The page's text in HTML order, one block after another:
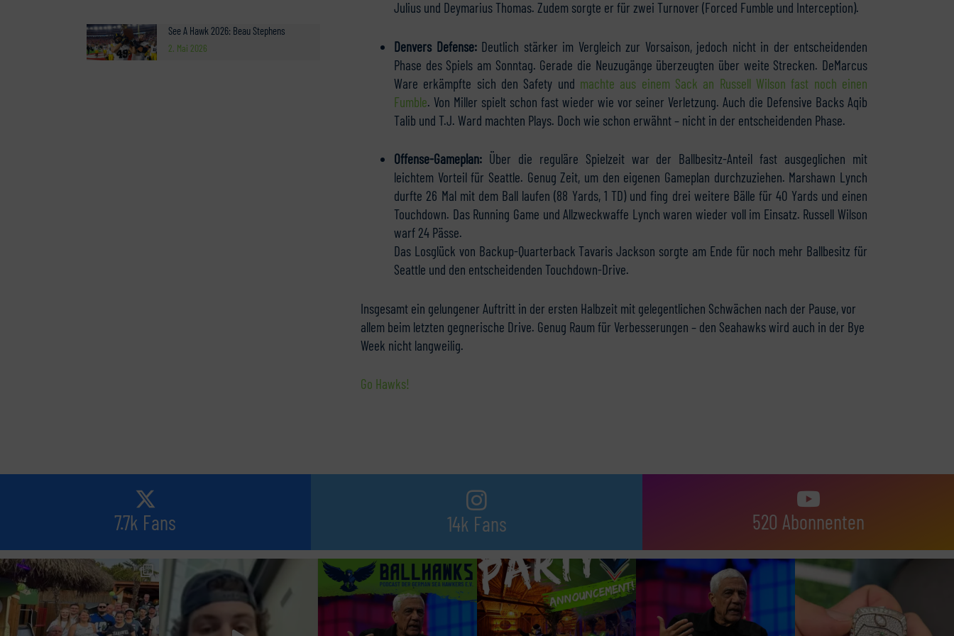
See A Hawk 2026: Beau Stephens
2. Mai 2026
Julius und Deymarius Thomas. Zudem sorgte er für zwei Turnover (Forced Fumble und Interception).
Denvers Defense:Deutlich stärker im Vergleich zur Vorsaison, jedoch nicht in der entscheidenden
Phase des Spiels am Sonntag. Gerade die Neuzugänge überzeugten über weite Strecken. DeMarcus
Ware erkämpfte sich den Safety und machte aus einem Sack an Russell Wilson fast noch einen
Fumble. Von Miller spielt schon fast wieder wie vor seiner Verletzung. Auch die Defensive Backs Aqib
Talib und T.J. Ward machten Plays. Doch wie schon erwähnt – nicht in der entscheidenden Phase.
Offense-Gameplan: Über die reguläre Spielzeit war der Ballbesitz-Anteil fast ausgeglichen mit
leichtem Vorteil für Seattle. Genug Zeit, um den eigenen Gameplan durchzuziehen. Marshawn Lynch
durfte 26 Mal mit dem Ball laufen (88 Yards, 1 TD) und fing drei weitere Bälle für 40 Yards und einen
Touchdown. Das Running Game und Allzweckwaffe Lynch waren wieder voll im Einsatz. Russell Wilson
warf 24 Pässe.
Das Losglück von Backup-Quarterback Tavaris Jackson sorgte am Ende für noch mehr Ballbesitz für
Seattle und den entscheidenden Touchdown-Drive.
Insgesamt ein gelungener Auftritt in der ersten Halbzeit mit gelegentlichen Schwächen nach der Pause, vor
allem beim letzten gegnerische Drive. Genug Raum für Verbesserungen – den Seahawks wird auch in der Bye
Week nicht langweilig.
Go Hawks!
7.7k Fans 14k Fans 520 Abonnenten